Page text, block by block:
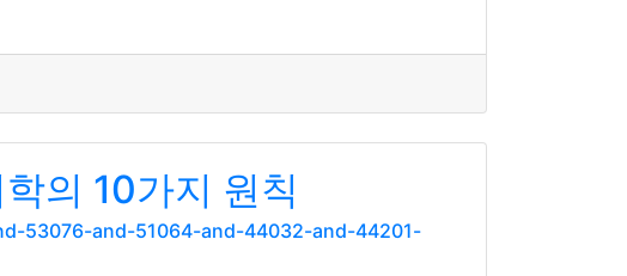
의 10가지 원칙
53076-and-51064-and-44032-and-44201-